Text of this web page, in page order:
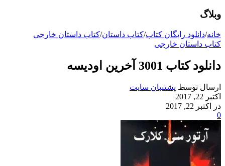
وبلاگ
خانه/دانلود رایگان کتاب/کتاب داستان/کتاب داستان خارجی
کتاب داستان خارجی
دانلود کتاب 3001 آخرین اودیسه
ارسال توسط پشتیبان سایت
اکتبر 22, 2017
در اکتبر 22, 2017
0